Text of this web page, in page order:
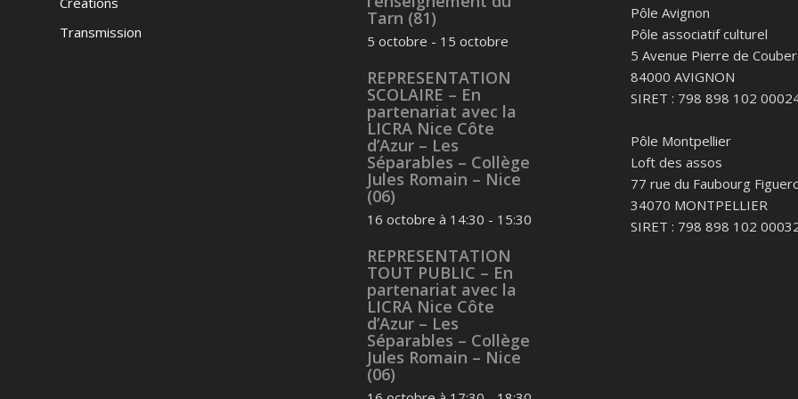
Transmission
Tarn (81)
5 octobre - 15 octobre
REPRESENTATION
SCOLAIRE – En
partenariat avec la
LICRA Nice Côte
d’Azur – Les
Séparables – Collège
Jules Romain – Nice
(06)
16 octobre à 14:30 - 15:30
REPRESENTATION
TOUT PUBLIC – En
partenariat avec la
LICRA Nice Côte
d’Azur – Les
Séparables – Collège
Jules Romain – Nice
(06)
Pôle Avignon
Pôle associatif culturel
5 Avenue Pierre de
84000 AVIGNON
SIRET : 798 898 102
Pôle Montpellier
Loft des assos
77 rue du Faubourg
34070 MONTPELLIER
SIRET : 798 898 102